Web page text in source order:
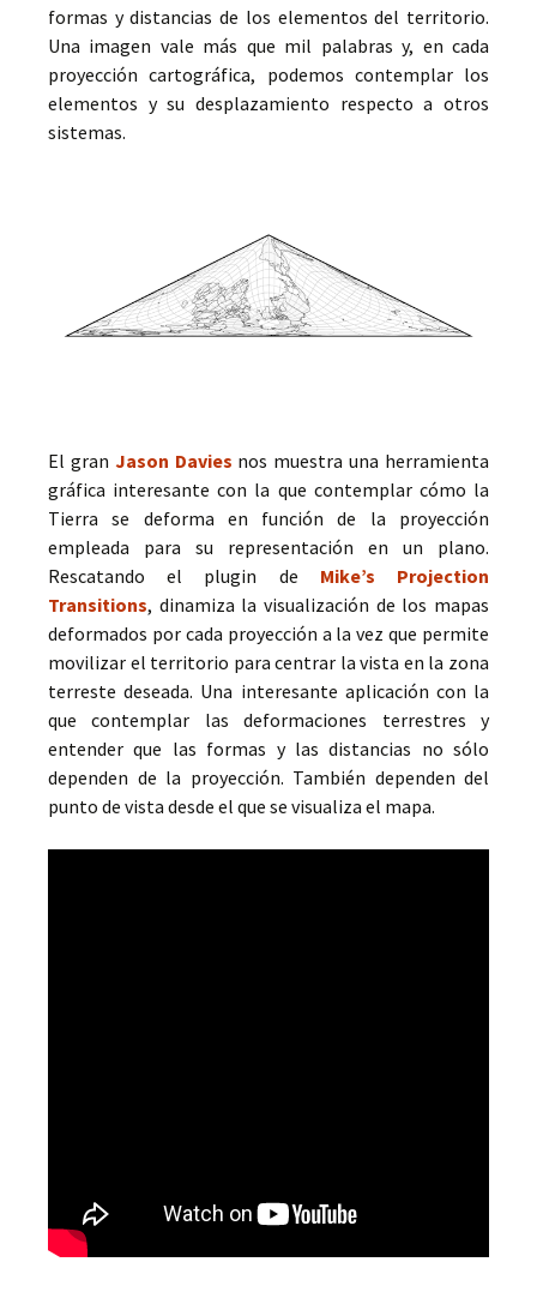
formas y distancias de los elementos del territorio.
Una imagen vale más que mil palabras y, en cada
proyección cartográfica, podemos contemplar los
elementos y su desplazamiento respecto a otros
sistemas.
El gran Jason Davies nos muestra una herramienta
gráfica interesante con la que contemplar cómo la
Tierra se deforma en función de la proyección
empleada para su representación en un plano.
Rescatando el plugin de Mike’s Projection
Transitions, dinamiza la visualización de los mapas
deformados por cada proyección a la vez que permite
movilizar el territorio para centrar la vista en la zona
terreste deseada. Una interesante aplicación con la
que contemplar las deformaciones terrestres y
entender que las formas y las distancias no sólo
dependen de la proyección. También dependen del
punto de vista desde el que se visualiza el mapa.